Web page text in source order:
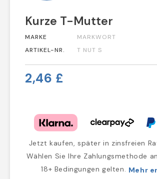
Kurze T-Mutter
MARKE
MARKWORT
ARTIKEL-NR.
T NUT S
2,46 £
Jetzt kaufen, später in zinsfreien
Wählen Sie Ihre Zahlungsmethode
18+ Bedingungen gelten. Mehr